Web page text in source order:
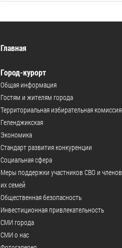
Главная
Город-курорт
Общая информация
Гостям и жителям города
Территориальная избирательная комиссия
Геленджикcкая
Экономика
Стандарт развития конкуренции
Социальная сфера
Меры поддержки участников СВО и членов
их семей
Общественная безопасность
Инвестиционная привлекательность
СМИ города
СМИ о нас